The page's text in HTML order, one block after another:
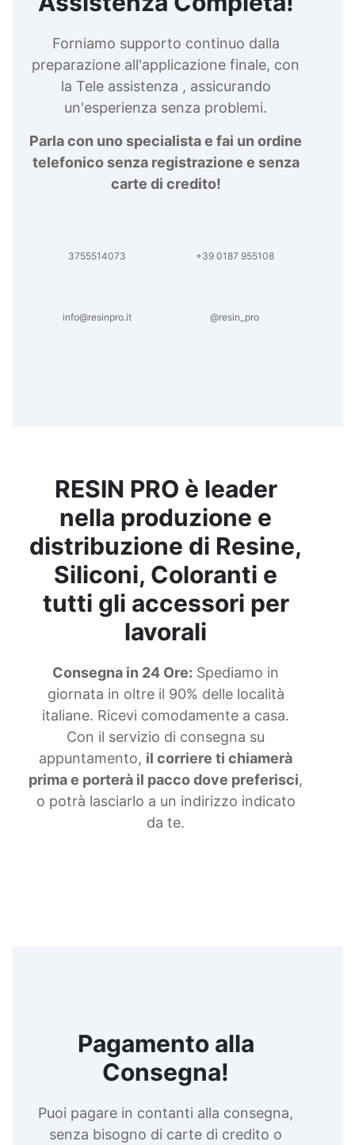
Forniamo supporto continuo dalla
preparazione all'applicazione finale, con
la Tele assistenza , assicurando
un'esperienza senza problemi.
Parla con uno specialista e fai un ordine
telefonico senza registrazione e senza
carte di credito!
3755514073 +39 0187 955108
info@resinpro.it @resin_pro
RESIN PRO è leader
nella produzione e
distribuzione di Resine,
Siliconi, Coloranti e
tutti gli accessori per
lavorali
Consegna in 24 Ore: Spediamo in
giornata in oltre il 90% delle località
italiane. Ricevi comodamente a casa.
Con il servizio di consegna su
appuntamento, il corriere ti chiamerà
prima e porterà il pacco dove preferisci,
o potrà lasciarlo a un indirizzo indicato
da te.
Pagamento alla
Consegna!
Puoi pagare in contanti alla consegna,
senza bisogno di carte di credito o